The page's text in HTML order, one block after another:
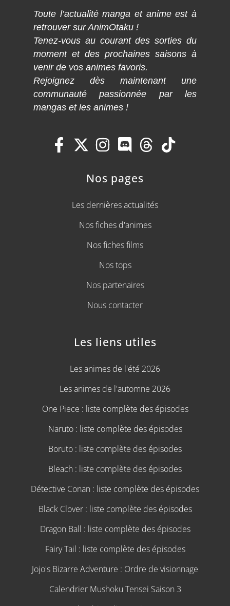
Toute l’actualité manga et anime est à
retrouver sur AnimOtaku !
Tenez-vous au courant des sorties du
moment et des prochaines saisons à
venir de vos animes favoris.
Rejoignez dès maintenant une
communauté passionnée par les
mangas et les animes !
Nos pages
Les dernières actualités
Nos fiches d'animes
Nos fiches films
Nos tops
Nos partenaires
Nous contacter
Les liens utiles
Les animes de l'été 2026
Les animes de l'automne 2026
One Piece : liste complète des épisodes
Naruto : liste complète des épisodes
Boruto : liste complète des épisodes
Bleach : liste complète des épisodes
Détective Conan : liste complète des épisodes
Black Clover : liste complète des épisodes
Dragon Ball : liste complète des épisodes
Fairy Tail : liste complète des épisodes
Jojo's Bizarre Adventure : Ordre de visionnage
Calendrier Mushoku Tensei Saison 3